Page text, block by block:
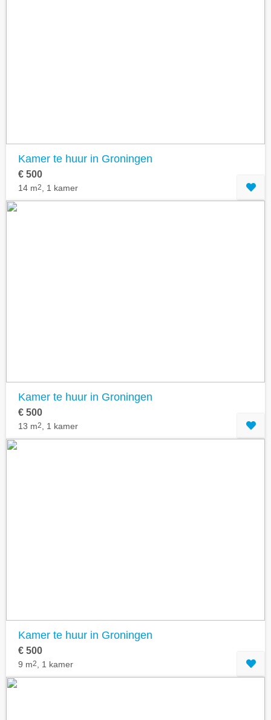
Kamer te huur in Groningen
€ 500
14 m2 , 1 kamer
Kamer te huur in Groningen
€ 500
13 m2 , 1 kamer
Kamer te huur in Groningen
€ 500
9 m2 , 1 kamer